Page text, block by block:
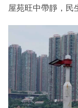
屋苑旺中帶靜，民